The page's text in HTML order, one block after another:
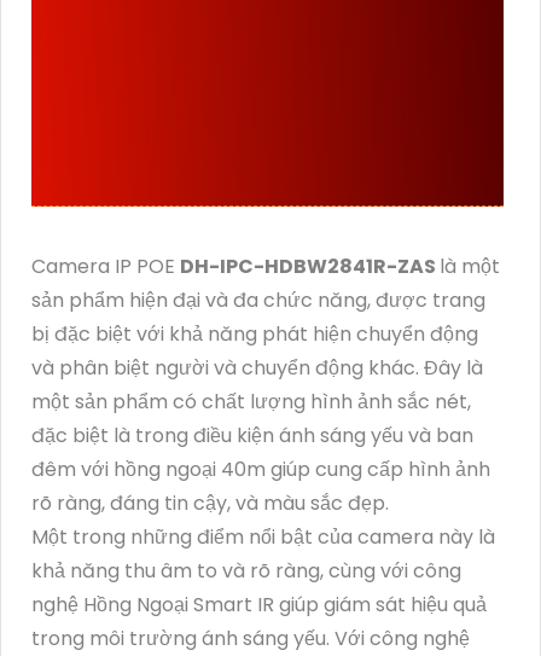
Camera IP POE DH-IPC-HDBW2841R-ZAS là một
sản phẩm hiện đại và đa chức năng, được trang
bị đặc biệt với khả năng phát hiện chuyển động
và phân biệt người và chuyển động khác. Đây là
một sản phẩm có chất lượng hình ảnh sắc nét,
đặc biệt là trong điều kiện ánh sáng yếu và ban
đêm với hồng ngoại 40m giúp cung cấp hình ảnh
rõ ràng, đáng tin cậy, và màu sắc đẹp.
Một trong những điểm nổi bật của camera này là
khả năng thu âm to và rõ ràng, cùng với công
nghệ Hồng Ngoại Smart IR giúp giám sát hiệu quả
trong môi trường ánh sáng yếu. Với công nghệ